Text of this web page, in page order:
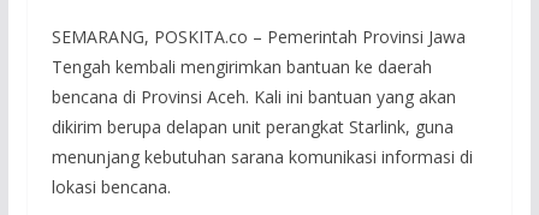
SEMARANG, POSKITA.co – Pemerintah Provinsi Jawa
Tengah kembali mengirimkan bantuan ke daerah
bencana di Provinsi Aceh. Kali ini bantuan yang akan
dikirim berupa delapan unit perangkat Starlink, guna
menunjang kebutuhan sarana komunikasi informasi di
lokasi bencana.